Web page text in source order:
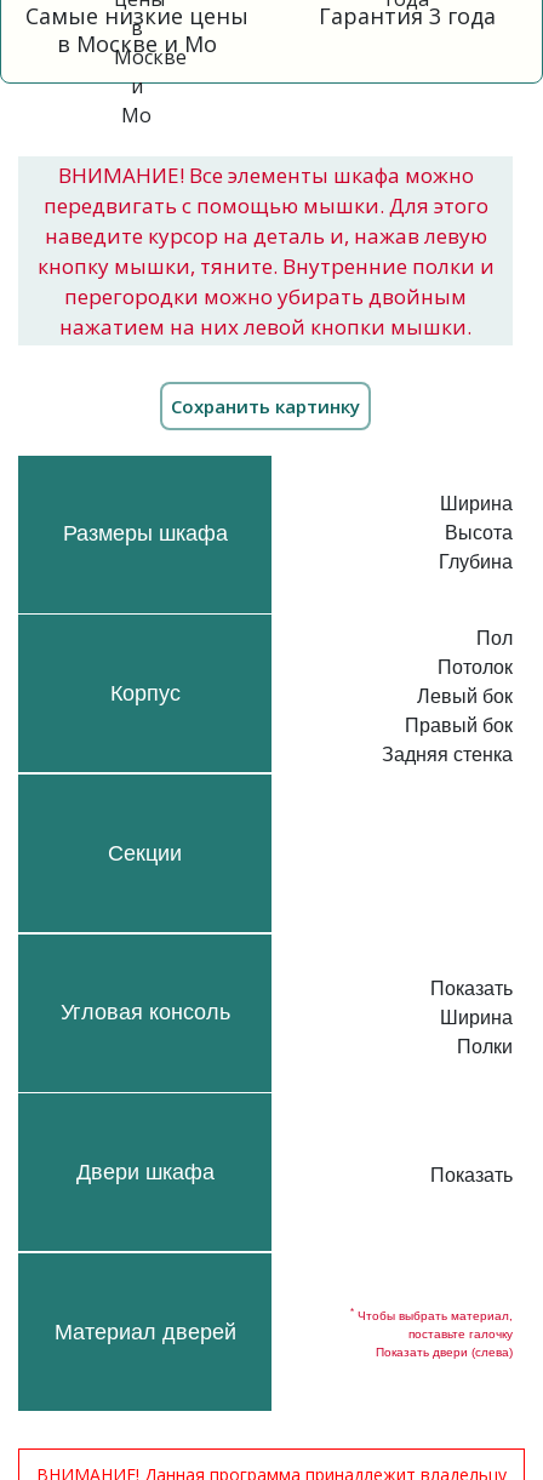
Самые низкие цены
в Москве и Мо
Гарантия 3 года
ВНИМАНИЕ! Все элементы шкафа можно
передвигать с помощью мышки. Для этого
наведите курсор на деталь и, нажав левую
кнопку мышки, тяните. Внутренние полки и
перегородки можно убирать двойным
нажатием на них левой кнопки мышки.
Размеры шкафа
Корпус
Секции
Угловая консоль
Двери шкафа
Материал дверей
Ширина
Высота
Глубина
Пол
Потолок
Левый бок
Правый бок
Задняя стенка
Показать
Ширина
Полки
Показать
* Чтобы выбрать материал,
поставьте галочку
Показать двери (слева)
ВНИМАНИЕ! Данная программа принадлежит владельцу